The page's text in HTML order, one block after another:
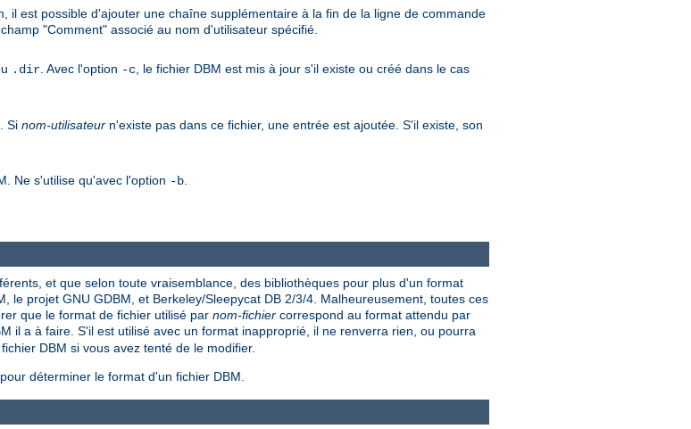
est possible d'ajouter une chaîne supplémentaire à la fin de la ligne de commande
"Comment" associé au nom d'utilisateur spécifié.
.dir . Avec l'option -c , le fichier DBM est mis à jour s'il existe ou créé dans le cas
. Si nom-utilisateur n'existe pas dans ce fichier, une entrée est ajoutée. S'il existe, son
Ne s'utilise qu'avec l'option -b
et que selon toute vraisemblance, des bibliothèques pour plus d'un format
projet GNU GDBM, et Berkeley/Sleepycat DB 2/3/4. Malheureusement, toutes ces
que le format de fichier utilisé par nom-fichier correspond au format attendu par
il a à faire. S'il est utilisé avec un format inapproprié, il ne renverra rien, ou pourra
DBM si vous avez tenté de le modifier.
déterminer le format d'un fichier DBM.